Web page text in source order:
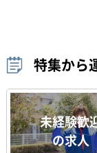
特集から
未経験歓
の求人